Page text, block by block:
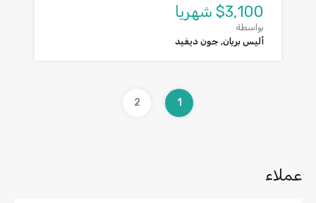
$3,100 شهريا
بواسطة
أليس بريان, جون ديفيد
1
2
عملاء